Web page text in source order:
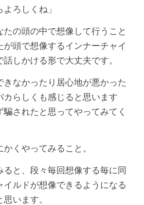
ろしくね」
たの頭の中で想像して行うこと
が頭で想像するインナーチャイ
しかける形で大丈夫です。
きなかったり居心地が悪かった
カらしくも感じると思います
騙されたと思ってやってみてく
くやってみること。
ると、段々毎回想像する毎に同
イルドが想像できるようになる
います。